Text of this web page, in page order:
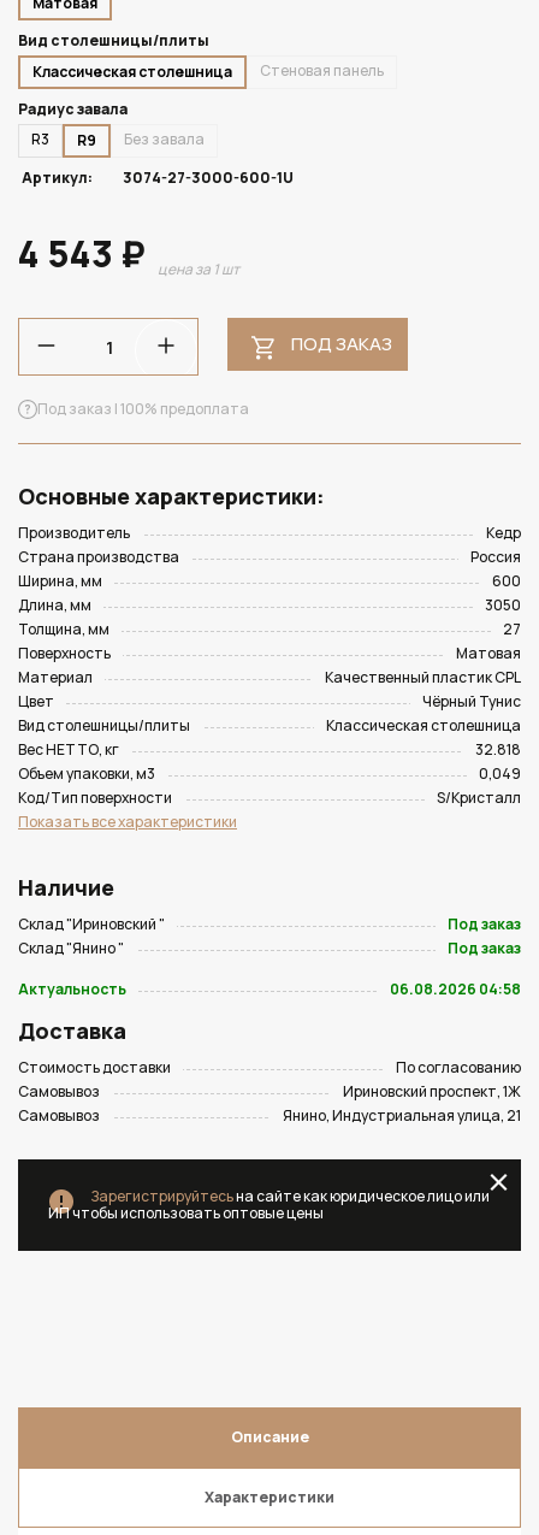
Вид столешницы/плиты
Классическая столешница
Стеновая панель
Радиус завала
R3
R9
Без завала
Артикул:
3074-27-3000-600-1U
4 543 ₽ цена за 1 шт
ПОД ЗАКАЗ
Под заказ | 100% предоплата
Основные характеристики:
Производитель
Кедр
Страна производства
Россия
Ширина, мм
600
Длина, мм
3050
Толщина, мм
27
Поверхность
Матовая
Материал
Качественный пластик CPL
Цвет
Чёрный Тунис
Вид столешницы/плиты
Классическая столешница
Вес НЕТТО, кг
32.818
Объем упаковки, м3
0,049
Код/Тип поверхности
S/Кристалл
Показать все характеристики
Наличие
Склад "Ириновский "
Под заказ
Склад "Янино "
Под заказ
Актуальность
06.08.2026 04:58
Доставка
Стоимость доставки
По согласованию
Самовывоз
Ириновский проспект, 1Ж
Самовывоз
Янино, Индустриальная улица, 21
Зарегистрируйтесьна сайте как юридическое лицо или
ИП чтобы использовать оптовые цены
Описание
Характеристики